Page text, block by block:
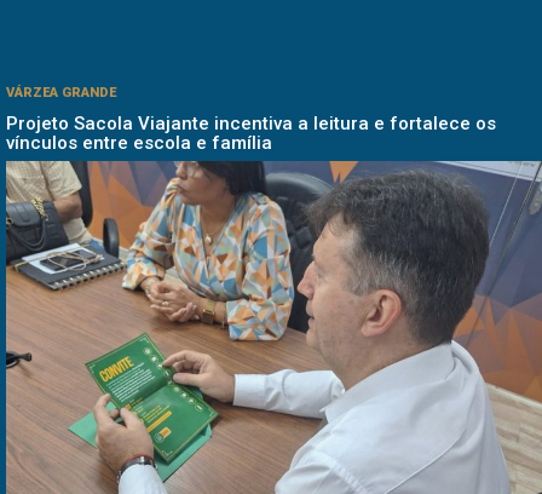
VÁRZEA GRANDE
Projeto Sacola Viajante incentiva a leitura e fortalece os
vínculos entre escola e família